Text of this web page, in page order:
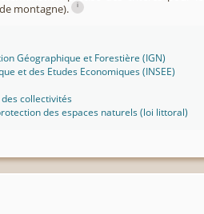
montagne).
i
Géographique et Forestière (IGN)
et des Etudes Economiques (INSEE)
collectivités
des espaces naturels (loi littoral)